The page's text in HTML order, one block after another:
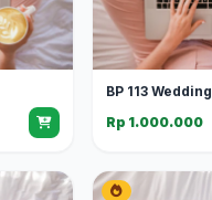
BP 113 Wedding
Rp 1.000.000